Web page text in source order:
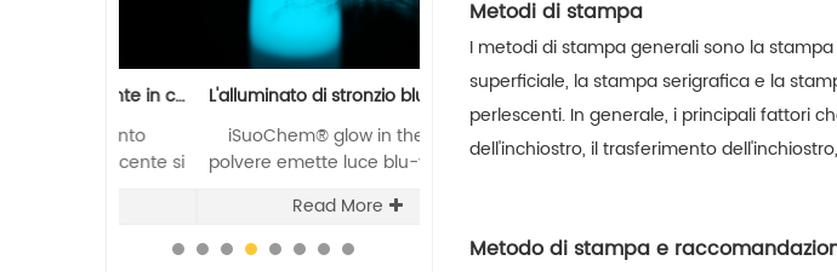
Metodi di stampa
I metodi di stampa generali sono la
superficiale, la stampa serigrafica e la
perlescenti. In generale, i principali fattori
dell'inchiostro, il trasferimento
Metodo di stampa e
L'alluminato di stronzio blu-verde all'ingrosso si illumina nella polvere scura
iSuoChem® glow in the dark
polvere emette luce blu-verde al
visibile diversa e può essere
riutilizzata ripetutamente.
Read More
Produttore di pigmenti perlati bianco argento a base di mica rutilo sterling
Registrazione REACH, SGS,
certificazione ISO, basso contenuto
dimensione delle particelle Malvern,
I
iSuoChem®